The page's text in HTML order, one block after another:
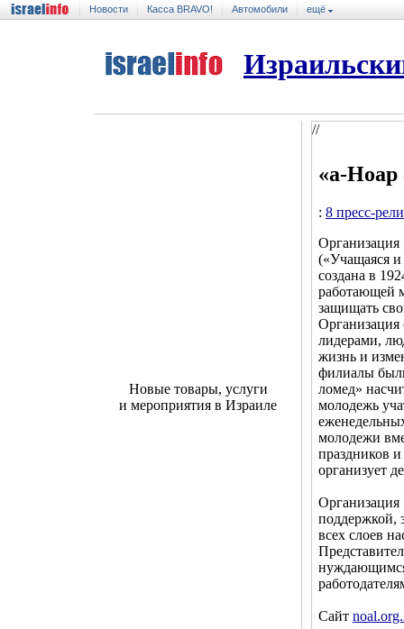
Новости Касса BRAVO! Автомобили ещё
Новые товары, услуги
и мероприятия в Израиле
//
«а-Ноар
: 8 пресс-
Организация
(«Учащаяся
создана в
работающей
защищать
Организация
лидерами,
жизнь и
филиалы
ломед»
молодежь
молодежи
праздников
организует
Организация
поддержкой,
всех слоев
Сайт